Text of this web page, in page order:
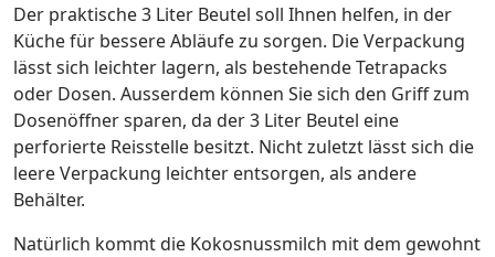
Der praktische 3 Liter Beutel soll Ihnen helfen, in der
Küche für bessere Abläufe zu sorgen. Die Verpackung
lässt sich leichter lagern, als bestehende Tetrapacks
oder Dosen. Ausserdem können Sie sich den Griff zum
Dosenöffner sparen, da der 3 Liter Beutel eine
perforierte Reisstelle besitzt. Nicht zuletzt lässt sich die
leere Verpackung leichter entsorgen, als andere
Behälter.
Natürlich kommt die Kokosnussmilch mit dem gewohnt